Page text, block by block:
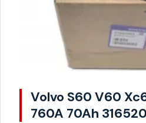
Volvo S60 V60
760A 70Ah